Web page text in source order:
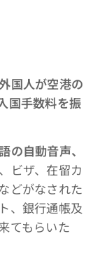
国人が空港の
国手数料を振
の自動音声、
ビザ、在留カ
どがなされた
、銀行通帳及
てもらいた